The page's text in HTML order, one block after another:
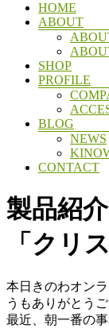
HOME
ABOUT
SHOP
PROFILE
BLOG
NEWS
CONTACT
製品紹
「クリ
本日きのわオン
うもありがとう
最近、朝一番の